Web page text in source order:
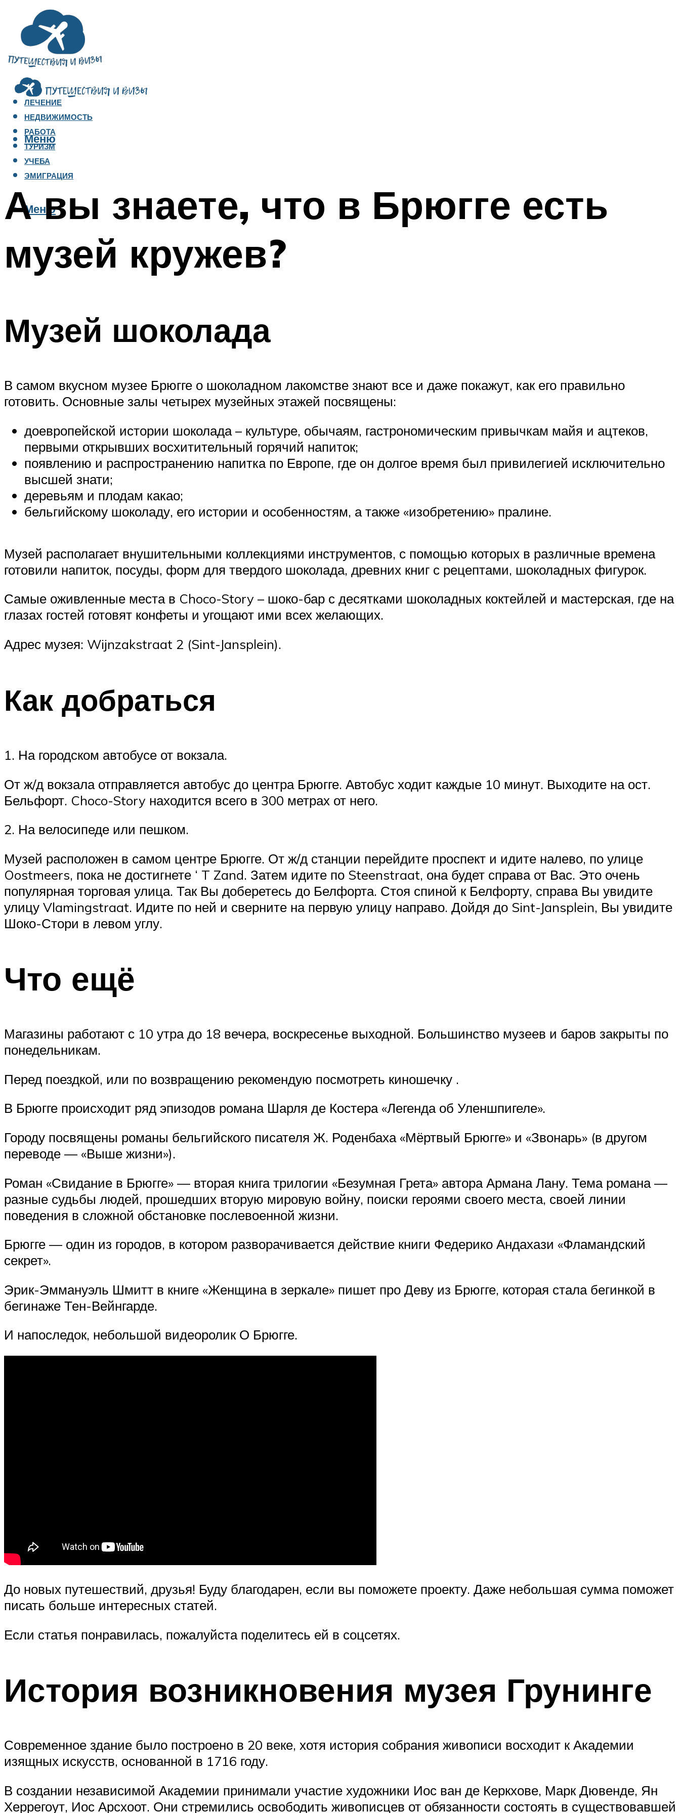
ЛЕЧЕНИЕ
НЕДВИЖИМОСТЬ
РАБОТА
ТУРИЗМ
УЧЕБА
ЭМИГРАЦИЯ
Меню
Меню
А вы знаете, что в Брюгге есть
музей кружев?
Музей шоколада
В самом вкусном музее Брюгге о шоколадном лакомстве знают все и даже покажут, как его правильно
готовить. Основные залы четырех музейных этажей посвящены:
доевропейской истории шоколада – культуре, обычаям, гастрономическим привычкам майя и ацтеков,
первыми открывших восхитительный горячий напиток;
появлению и распространению напитка по Европе, где он долгое время был привилегией исключительно
высшей знати;
деревьям и плодам какао;
бельгийскому шоколаду, его истории и особенностям, а также «изобретению» пралине.
Музей располагает внушительными коллекциями инструментов, с помощью которых в различные времена
готовили напиток, посуды, форм для твердого шоколада, древних книг с рецептами, шоколадных фигурок.
Самые оживленные места в Choco-Story – шоко-бар с десятками шоколадных коктейлей и мастерская, где на
глазах гостей готовят конфеты и угощают ими всех желающих.
Адрес музея: Wijnzakstraat 2 (Sint-Jansplein).
Как добраться
1. На городском автобусе от вокзала.
От ж/д вокзала отправляется автобус до центра Брюгге. Автобус ходит каждые 10 минут. Выходите на ост.
Бельфорт. Choco-Story находится всего в 300 метрах от него.
2. На велосипеде или пешком.
Музей расположен в самом центре Брюгге. От ж/д станции перейдите проспект и идите налево, по улице
Oostmeers, пока не достигнете ‘ T Zand. Затем идите по Steenstraat, она будет справа от Вас. Это очень
популярная торговая улица. Так Вы доберетесь до Белфорта. Стоя спиной к Белфорту, справа Вы увидите
улицу Vlamingstraat. Идите по ней и сверните на первую улицу направо. Дойдя до Sint-Jansplein, Вы увидите
Шоко-Стори в левом углу.
Что ещё
Магазины работают с 10 утра до 18 вечера, воскресенье выходной. Большинство музеев и баров закрыты по
понедельникам.
Перед поездкой, или по возвращению рекомендую посмотреть киношечку .
В Брюгге происходит ряд эпизодов романа Шарля де Костера «Легенда об Уленшпигеле».
Городу посвящены романы бельгийского писателя Ж. Роденбаха «Мёртвый Брюгге» и «Звонарь» (в другом
переводе — «Выше жизни»).
Роман «Свидание в Брюгге» — вторая книга трилогии «Безумная Грета» автора Армана Лану. Тема романа —
разные судьбы людей, прошедших вторую мировую войну, поиски героями своего места, своей линии
поведения в сложной обстановке послевоенной жизни.
Брюгге — один из городов, в котором разворачивается действие книги Федерико Андахази «Фламандский
секрет».
Эрик-Эммануэль Шмитт в книге «Женщина в зеркале» пишет про Деву из Брюгге, которая стала бегинкой в
бегинаже Тен-Вейнгарде.
И напоследок, небольшой видеоролик О Брюгге.
До новых путешествий, друзья! Буду благодарен, если вы поможете проекту. Даже небольшая сумма поможет
писать больше интересных статей.
Если статья понравилась, пожалуйста поделитесь ей в соцсетях.
История возникновения музея Грунинге
Современное здание было построено в 20 веке, хотя история собрания живописи восходит к Академии
изящных искусств, основанной в 1716 году.
В создании независимой Академии принимали участие художники Иос ван де Керкхове, Марк Дювенде, Ян
Херрегоут, Иос Арсхоот. Они стремились освободить живописцев от обязанности состоять в существовавшей